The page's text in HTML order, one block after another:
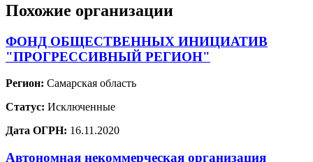
Похожие организации
ФОНД ОБЩЕСТВЕННЫХ ИНИЦИАТИВ
"ПРОГРЕССИВНЫЙ РЕГИОН"
Регион: Самарская область
Статус: Исключенные
Дата ОГРН: 16.11.2020
Автономная некоммерческая организация